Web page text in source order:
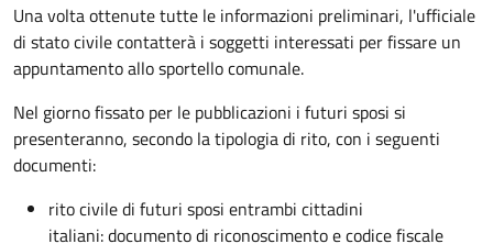
Una volta ottenute tutte le informazioni preliminari, l'ufficiale
di stato civile contatterà i soggetti interessati per fissare un
appuntamento allo sportello comunale.
Nel giorno fissato per le pubblicazioni i futuri sposi si
presenteranno, secondo la tipologia di rito, con i seguenti
documenti:
rito civile di futuri sposi entrambi cittadini
italiani: documento di riconoscimento e codice fiscale